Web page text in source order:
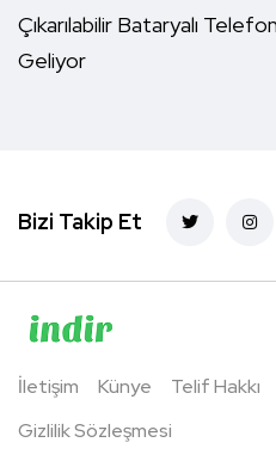
Çıkarılabilir Bataryalı
Geliyor
Bizi Takip Et
İletişim Künye Telif Hakkı
Gizlilik Sözleşmesi